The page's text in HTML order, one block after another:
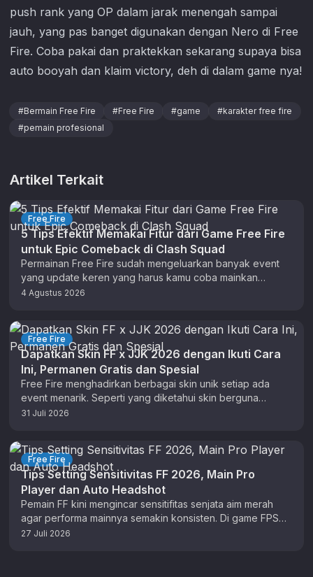
push rank yang OP dalam jarak menengah sampai
jauh, yang pas banget digunakan dengan Nero di Free
Fire. Coba pakai dan praktekkan sekarang supaya bisa
auto booyah dan klaim victory, deh di dalam game nya!
#Bermain Free Fire #Free Fire #game #karakter free fire
#pemain profesional
Artikel Terkait
Free Fire
5 Tips Efektif Memakai Fitur dari Game Free Fire
untuk Epic Comeback di Clash Squad
Permainan Free Fire sudah mengeluarkan banyak event
yang update keren yang harus kamu coba mainkan
sekarang. Ada pula beberapa tips …
4 Agustus 2026
Free Fire
Dapatkan Skin FF x JJK 2026 dengan Ikuti Cara
Ini, Permanen Gratis dan Spesial
Free Fire menghadirkan berbagai skin unik setiap ada
event menarik. Seperti yang diketahui skin berguna
sebagai pakaian virtual atau aksesoris …
31 Juli 2026
Free Fire
Tips Setting Sensitivitas FF 2026, Main Pro
Player dan Auto Headshot
Pemain FF kini mengincar sensitifitas senjata aim merah
agar performa mainnya semakin konsisten. Di game FPS
ini, setting berperan penting …
27 Juli 2026